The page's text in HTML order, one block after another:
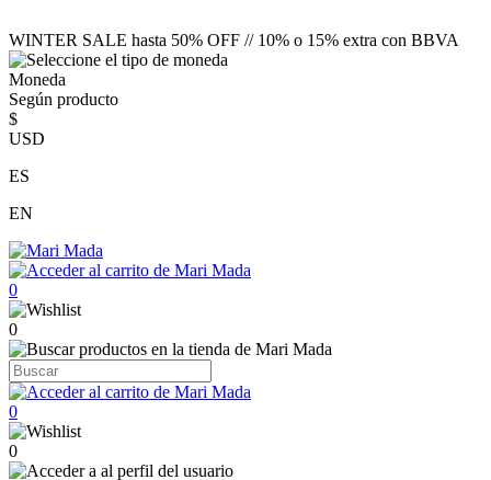
WINTER SALE hasta 50% OFF // 10% o 15% extra con BBVA
Moneda
Según producto
$
USD
ES
EN
0
0
0
0